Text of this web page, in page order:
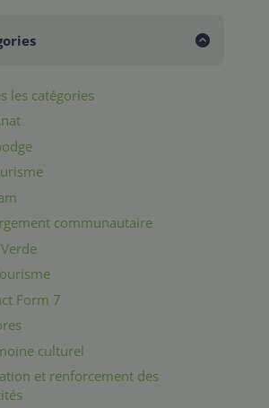
les catégories
communautaire
Form 7
culturel
et renforcement des